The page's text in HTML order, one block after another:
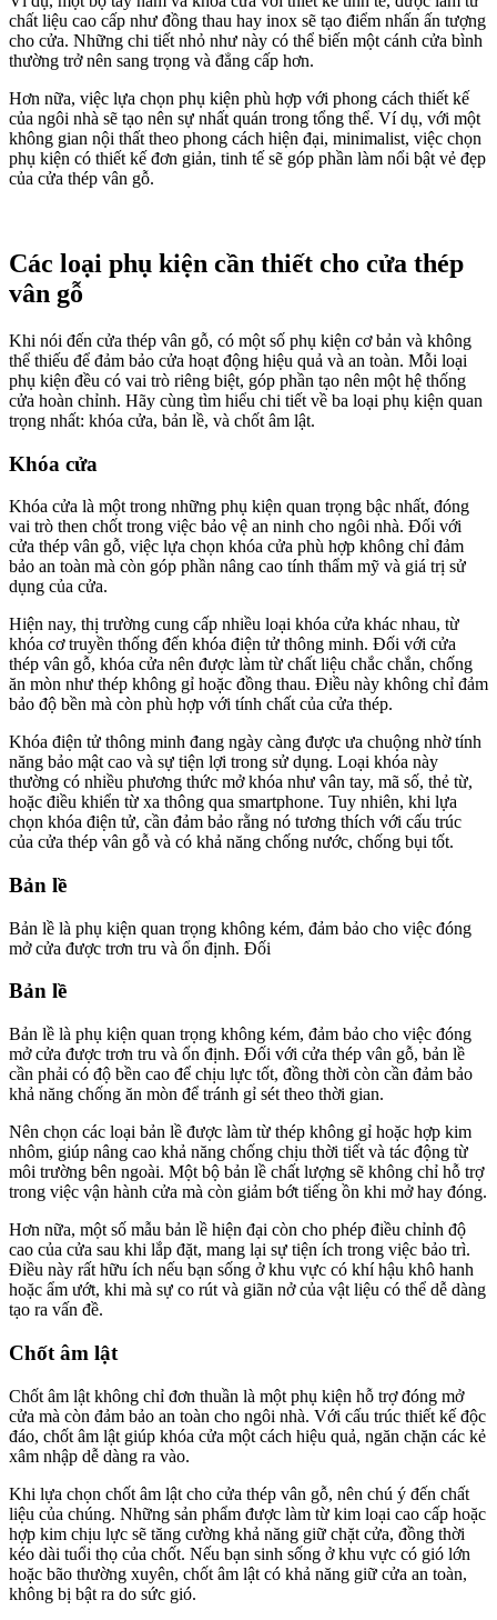
chất liệu cao cấp như đồng thau hay inox sẽ tạo điểm nhấn ấn tượng
cho cửa. Những chi tiết nhỏ như này có thể biến một cánh cửa bình
thường trở nên sang trọng và đẳng cấp hơn.
Hơn nữa, việc lựa chọn phụ kiện phù hợp với phong cách thiết kế
của ngôi nhà sẽ tạo nên sự nhất quán trong tổng thể. Ví dụ, với một
không gian nội thất theo phong cách hiện đại, minimalist, việc chọn
phụ kiện có thiết kế đơn giản, tinh tế sẽ góp phần làm nổi bật vẻ đẹp
của cửa thép vân gỗ.
Các loại phụ kiện cần thiết cho cửa thép
vân gỗ
Khi nói đến cửa thép vân gỗ, có một số phụ kiện cơ bản và không
thể thiếu để đảm bảo cửa hoạt động hiệu quả và an toàn. Mỗi loại
phụ kiện đều có vai trò riêng biệt, góp phần tạo nên một hệ thống
cửa hoàn chỉnh. Hãy cùng tìm hiểu chi tiết về ba loại phụ kiện quan
trọng nhất: khóa cửa, bản lề, và chốt âm lật.
Khóa cửa
Khóa cửa là một trong những phụ kiện quan trọng bậc nhất, đóng
vai trò then chốt trong việc bảo vệ an ninh cho ngôi nhà. Đối với
cửa thép vân gỗ, việc lựa chọn khóa cửa phù hợp không chỉ đảm
bảo an toàn mà còn góp phần nâng cao tính thẩm mỹ và giá trị sử
dụng của cửa.
Hiện nay, thị trường cung cấp nhiều loại khóa cửa khác nhau, từ
khóa cơ truyền thống đến khóa điện tử thông minh. Đối với cửa
thép vân gỗ, khóa cửa nên được làm từ chất liệu chắc chắn, chống
ăn mòn như thép không gỉ hoặc đồng thau. Điều này không chỉ đảm
bảo độ bền mà còn phù hợp với tính chất của cửa thép.
Khóa điện tử thông minh đang ngày càng được ưa chuộng nhờ tính
năng bảo mật cao và sự tiện lợi trong sử dụng. Loại khóa này
thường có nhiều phương thức mở khóa như vân tay, mã số, thẻ từ,
hoặc điều khiển từ xa thông qua smartphone. Tuy nhiên, khi lựa
chọn khóa điện tử, cần đảm bảo rằng nó tương thích với cấu trúc
của cửa thép vân gỗ và có khả năng chống nước, chống bụi tốt.
Bản lề
Bản lề là phụ kiện quan trọng không kém, đảm bảo cho việc đóng
mở cửa được trơn tru và ổn định. Đối
Bản lề
Bản lề là phụ kiện quan trọng không kém, đảm bảo cho việc đóng
mở cửa được trơn tru và ổn định. Đối với cửa thép vân gỗ, bản lề
cần phải có độ bền cao để chịu lực tốt, đồng thời còn cần đảm bảo
khả năng chống ăn mòn để tránh gỉ sét theo thời gian.
Nên chọn các loại bản lề được làm từ thép không gỉ hoặc hợp kim
nhôm, giúp nâng cao khả năng chống chịu thời tiết và tác động từ
môi trường bên ngoài. Một bộ bản lề chất lượng sẽ không chỉ hỗ trợ
trong việc vận hành cửa mà còn giảm bớt tiếng ồn khi mở hay đóng.
Hơn nữa, một số mẫu bản lề hiện đại còn cho phép điều chỉnh độ
cao của cửa sau khi lắp đặt, mang lại sự tiện ích trong việc bảo trì.
Điều này rất hữu ích nếu bạn sống ở khu vực có khí hậu khô hanh
hoặc ẩm ướt, khi mà sự co rút và giãn nở của vật liệu có thể dễ dàng
tạo ra vấn đề.
Chốt âm lật
Chốt âm lật không chỉ đơn thuần là một phụ kiện hỗ trợ đóng mở
cửa mà còn đảm bảo an toàn cho ngôi nhà. Với cấu trúc thiết kế độc
đáo, chốt âm lật giúp khóa cửa một cách hiệu quả, ngăn chặn các kẻ
xâm nhập dễ dàng ra vào.
Khi lựa chọn chốt âm lật cho cửa thép vân gỗ, nên chú ý đến chất
liệu của chúng. Những sản phẩm được làm từ kim loại cao cấp hoặc
hợp kim chịu lực sẽ tăng cường khả năng giữ chặt cửa, đồng thời
kéo dài tuổi thọ của chốt. Nếu bạn sinh sống ở khu vực có gió lớn
hoặc bão thường xuyên, chốt âm lật có khả năng giữ cửa an toàn,
không bị bật ra do sức gió.